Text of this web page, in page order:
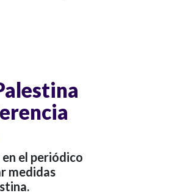
el periódico
medidas